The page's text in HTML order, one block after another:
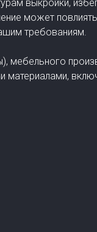
выкройки,
может
требованиям.
мебельного
материалами,